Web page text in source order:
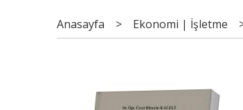
Anasayfa > Ekonomi | İşletme